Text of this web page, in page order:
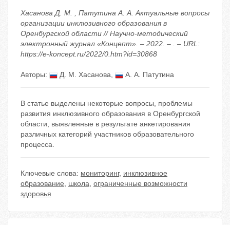
Хасанова Д. М. , Патутина А. А. Актуальные вопросы
организации инклюзивного образования в
Оренбургской области // Научно-методический
электронный журнал «Концепт». – 2022. – . – URL:
https://e-koncept.ru/2022/0.htm?id=30868
Авторы: Д. М. Хасанова, А. А. Патутина
В статье выделены некоторые вопросы, проблемы
развития инклюзивного образования в Оренбургской
области, выявленные в результате анкетирования
различных категорий участников образовательного
процесса.
Ключевые слова: мониторинг, инклюзивное
образование, школа, ограниченные возможности
здоровья